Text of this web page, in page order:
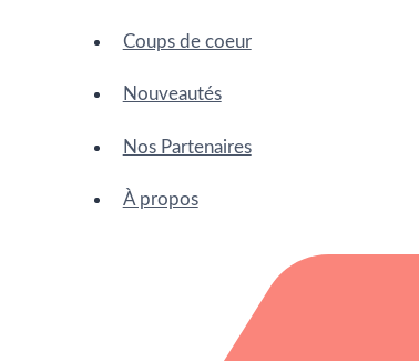
Coups de coeur
Nouveautés
Nos Partenaires
À propos